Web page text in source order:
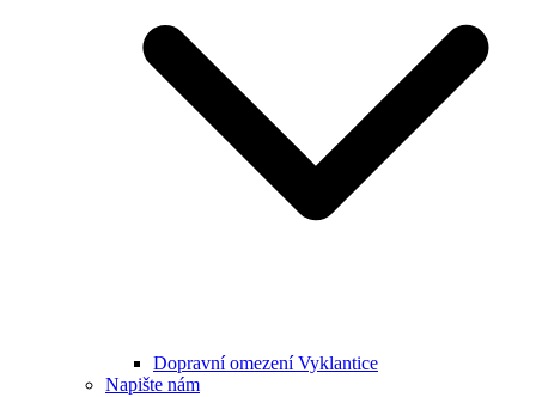
Dopravní omezení Vyklantice
Napište nám